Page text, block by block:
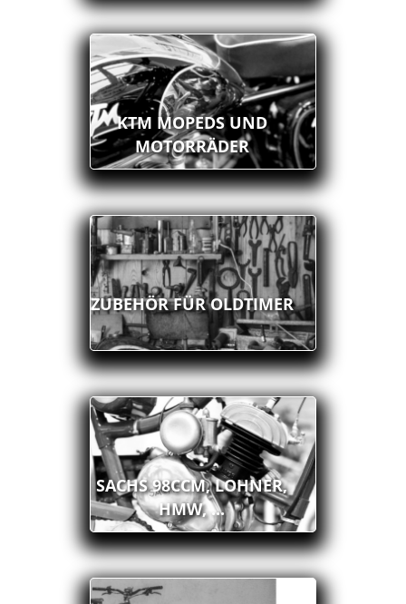
KTM MOPEDS UND
MOTORRÄDER
ZUBEHÖR FÜR OLDTIMER
SACHS 98CCM, LOHNER,
HMW, ...